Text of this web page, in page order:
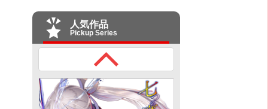
人気作品
Pickup Series